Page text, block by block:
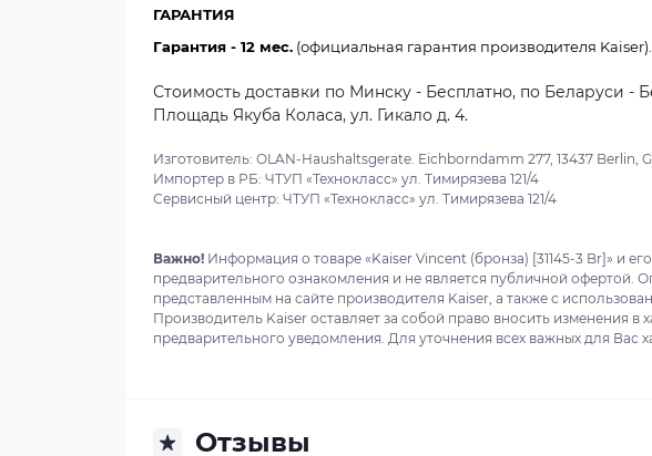
ГАРАНТИЯ
Гарантия - 12 мес. (официальная гарантия производителя Kaiser).
Стоимость доставки по Минску - Бесплатно, по Беларуси -
Площадь Якуба Коласа, ул. Гикало д. 4.
Изготовитель: OLAN-Haushaltsgerate. Eichborndamm 277, 13437 Berlin,
Импортер в РБ: ЧТУП «Технокласс» ул. Тимирязева 121/4
Сервисный центр: ЧТУП «Технокласс» ул. Тимирязева 121/4
Важно! Информация о товаре «Kaiser Vincent (бронза) [31145-3 Br]» и
предварительного ознакомления и не является публичной офертой.
представленным на сайте производителя Kaiser, а также с
Производитель Kaiser оставляет за собой право вносить изменения в
предварительного уведомления. Для уточнения всех важных для Вас
Отзывы